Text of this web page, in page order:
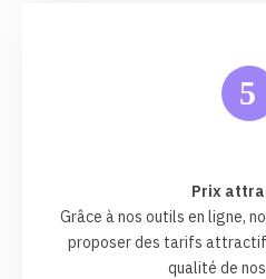
5
Prix
Grâce à nos outils en ligne,
proposer des tarifs
qualité de